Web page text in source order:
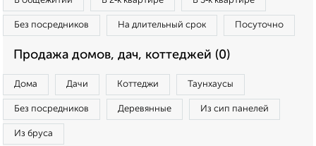
Без посредников На длительный срок Посуточно
Продажа домов, дач, коттеджей (0)
Дома Дачи Коттеджи Таунхаусы
Без посредников Деревянные Из сип панелей
Из бруса